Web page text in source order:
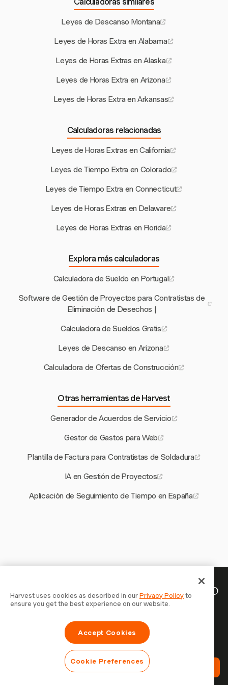
Leyes de Descanso Montana
Leyes de Horas Extra en Alabama
Leyes de Horas Extras en Alaska
Leyes de Horas Extra en Arizona
Leyes de Horas Extra en Arkansas
Calculadoras relacionadas
Leyes de Horas Extras en California
Leyes de Tiempo Extra en Colorado
Leyes de Tiempo Extra en Connecticut
Leyes de Horas Extras en Delaware
Leyes de Horas Extras en Florida
Explora más calculadoras
Calculadora de Sueldo en Portugal
Software de Gestión de Proyectos para Contratistas de
Eliminación de Desechos |
Calculadora de Sueldos Gratis
Leyes de Descanso en Arizona
Calculadora de Ofertas de Construcción
Otras herramientas de Harvest
Generador de Acuerdos de Servicio
Gestor de Gastos para Web
Plantilla de Factura para Contratistas de Soldadura
IA en Gestión de Proyectos
Aplicación de Seguimiento de Tiempo en España
Tu tiempo merece ser registrado
— empieza ahora
Únete a más de 70.000 empresas que registran tiempo,
facturan a clientes y cobran más rápido con Harvest.
Prueba Harvest Gratis
Harvest uses cookies as described in ourPrivacy Policyto
ensure you get the best experience on our website.
Accept Cookies
Cookie Preferences